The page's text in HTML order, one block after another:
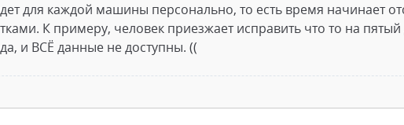
для каждой машины персонально, то есть время начинает
К примеру, человек приезжает исправить что то на
и ВСЁ данные не доступны. ((